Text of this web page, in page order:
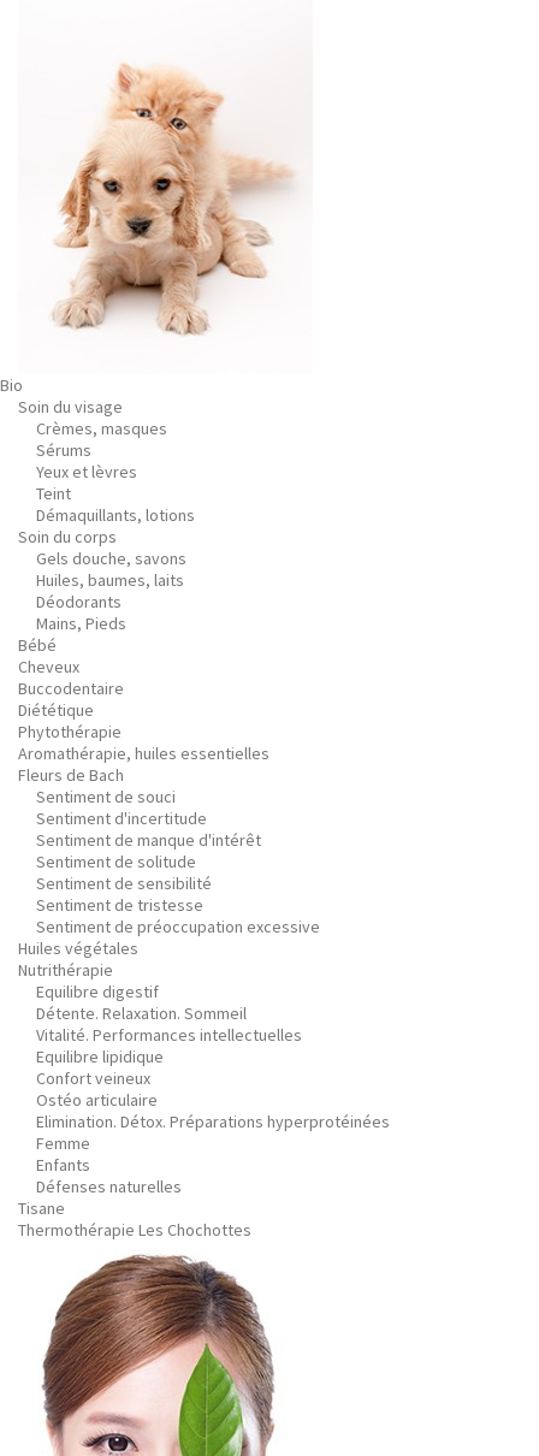
Bio
Soin du visage
Crèmes, masques
Sérums
Yeux et lèvres
Teint
Démaquillants, lotions
Soin du corps
Gels douche, savons
Huiles, baumes, laits
Déodorants
Mains, Pieds
Bébé
Cheveux
Buccodentaire
Diététique
Phytothérapie
Aromathérapie, huiles essentielles
Fleurs de Bach
Sentiment de souci
Sentiment d'incertitude
Sentiment de manque d'intérêt
Sentiment de solitude
Sentiment de sensibilité
Sentiment de tristesse
Sentiment de préoccupation excessive
Huiles végétales
Nutrithérapie
Equilibre digestif
Détente. Relaxation. Sommeil
Vitalité. Performances intellectuelles
Equilibre lipidique
Confort veineux
Ostéo articulaire
Elimination. Détox. Préparations hyperprotéinées
Femme
Enfants
Défenses naturelles
Tisane
Thermothérapie Les Chochottes